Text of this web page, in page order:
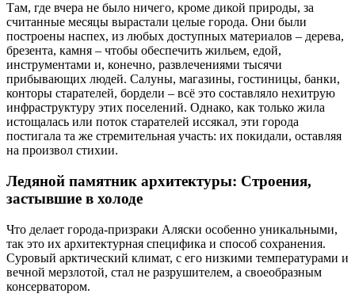
Там, где вчера не было ничего, кроме дикой природы, за
считанные месяцы вырастали целые города. Они были
построены наспех, из любых доступных материалов – дерева,
брезента, камня – чтобы обеспечить жильем, едой,
инструментами и, конечно, развлечениями тысячи
прибывающих людей. Салуны, магазины, гостиницы, банки,
конторы старателей, бордели – всё это составляло нехитрую
инфраструктуру этих поселений. Однако, как только жила
истощалась или поток старателей иссякал, эти города
постигала та же стремительная участь: их покидали, оставляя
на произвол стихии.
Ледяной памятник архитектуры: Строения,
застывшие в холоде
Что делает города-призраки Аляски особенно уникальными,
так это их архитектурная специфика и способ сохранения.
Суровый арктический климат, с его низкими температурами и
вечной мерзлотой, стал не разрушителем, а своеобразным
консерватором.